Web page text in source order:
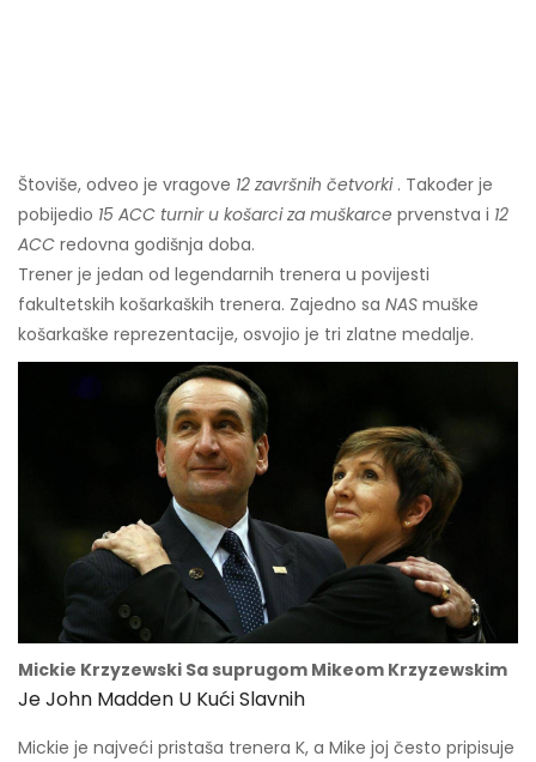
Štoviše, odveo je vragove 12 završnih četvorki. Također je
pobijedio 15 ACC turnir u košarci za muškarce prvenstva i 12
ACC redovna godišnja doba.
Trener je jedan od legendarnih trenera u povijesti
fakultetskih košarkaških trenera. Zajedno sa NAS muške
košarkaške reprezentacije, osvojio je tri zlatne medalje.
Mickie Krzyzewski Sa suprugom Mikeom Krzyzewskim
Je John Madden U Kući Slavnih
Mickie je najveći pristaša trenera K, a Mike joj često pripisuje